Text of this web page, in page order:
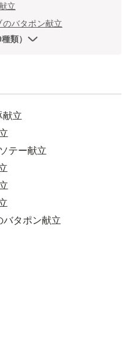
立
バタポン献立
類）
献立
テー献立
バタポン献立